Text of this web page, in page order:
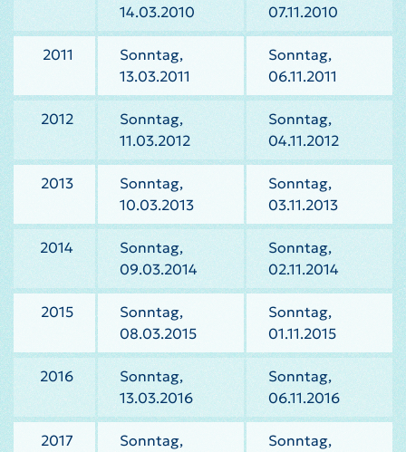
14.03.2010
07.11.2010
2011
Sonntag,
13.03.2011
Sonntag,
06.11.2011
2012
Sonntag,
11.03.2012
Sonntag,
04.11.2012
2013
Sonntag,
10.03.2013
Sonntag,
03.11.2013
2014
Sonntag,
09.03.2014
Sonntag,
02.11.2014
2015
Sonntag,
08.03.2015
Sonntag,
01.11.2015
2016
Sonntag,
13.03.2016
Sonntag,
06.11.2016
2017
Sonntag,
Sonntag,